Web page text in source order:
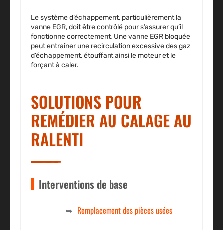
Le système d’échappement, particulièrement la
vanne EGR, doit être contrôlé pour s’assurer qu’il
fonctionne correctement. Une vanne EGR bloquée
peut entraîner une recirculation excessive des gaz
d’échappement, étouffant ainsi le moteur et le
forçant à caler.
SOLUTIONS POUR
REMÉDIER AU CALAGE AU
RALENTI
Interventions de base
Remplacement des pièces usées